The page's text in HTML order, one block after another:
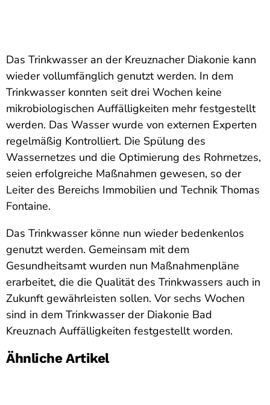
Das Trinkwasser an der Kreuznacher Diakonie kann
wieder vollumfänglich genutzt werden. In dem
Trinkwasser konnten seit drei Wochen keine
mikrobiologischen Auffälligkeiten mehr festgestellt
werden. Das Wasser wurde von externen Experten
regelmäßig Kontrolliert. Die Spülung des
Wassernetzes und die Optimierung des Rohrnetzes,
seien erfolgreiche Maßnahmen gewesen, so der
Leiter des Bereichs Immobilien und Technik Thomas
Fontaine.
Das Trinkwasser könne nun wieder bedenkenlos
genutzt werden. Gemeinsam mit dem
Gesundheitsamt wurden nun Maßnahmenpläne
erarbeitet, die die Qualität des Trinkwassers auch in
Zukunft gewährleisten sollen. Vor sechs Wochen
sind in dem Trinkwasser der Diakonie Bad
Kreuznach Auffälligkeiten festgestellt worden.
Ähnliche Artikel